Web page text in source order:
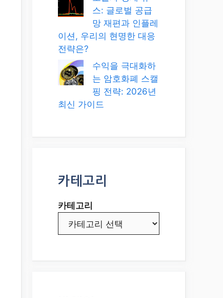
스: 글로벌 공급
망 재편과 인플레
이션, 우리의 현명한 대응
전략은?
수익을 극대화하
는 암호화폐 스캘
핑 전략: 2026년
최신 가이드
카테고리
카테고리